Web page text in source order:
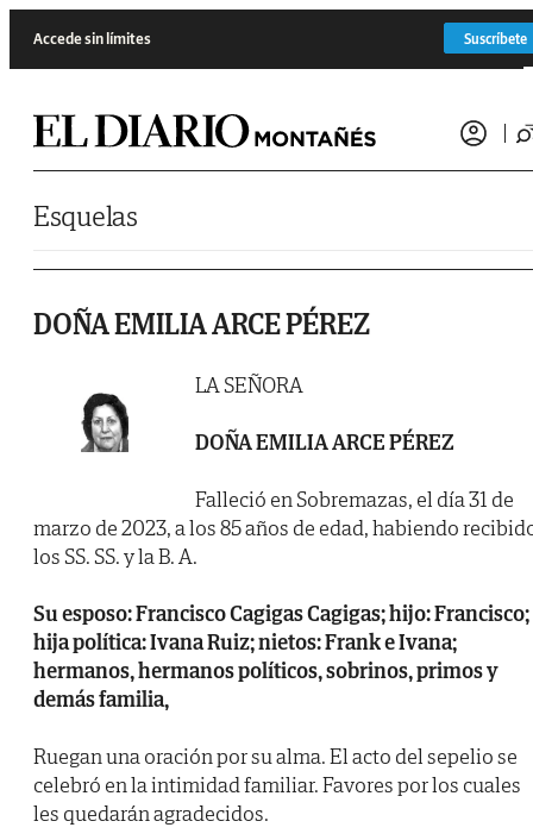
Accede sin límites Suscríbete
Esquelas
DOÑA EMILIA ARCE PÉREZ
LA SEÑORA
DOÑA EMILIA ARCE PÉREZ
Falleció en Sobremazas, el día 31 de
marzo de 2023, a los 85 años de edad, habiendo
los SS. SS. y la B. A.
Su esposo: Francisco Cagigas Cagigas; hijo: Francisco;
hija política: Ivana Ruiz; nietos: Frank e Ivana;
hermanos, hermanos políticos, sobrinos, primos y
demás familia,
Ruegan una oración por su alma. El acto del sepelio se
celebró en la intimidad familiar. Favores por los cuales
les quedarán agradecidos.